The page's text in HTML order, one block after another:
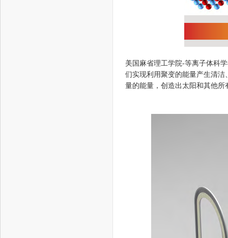
美国麻省理工学院-等离子体科
们实现利用聚变的能量产生清
量的能量，创造出太阳和其他所